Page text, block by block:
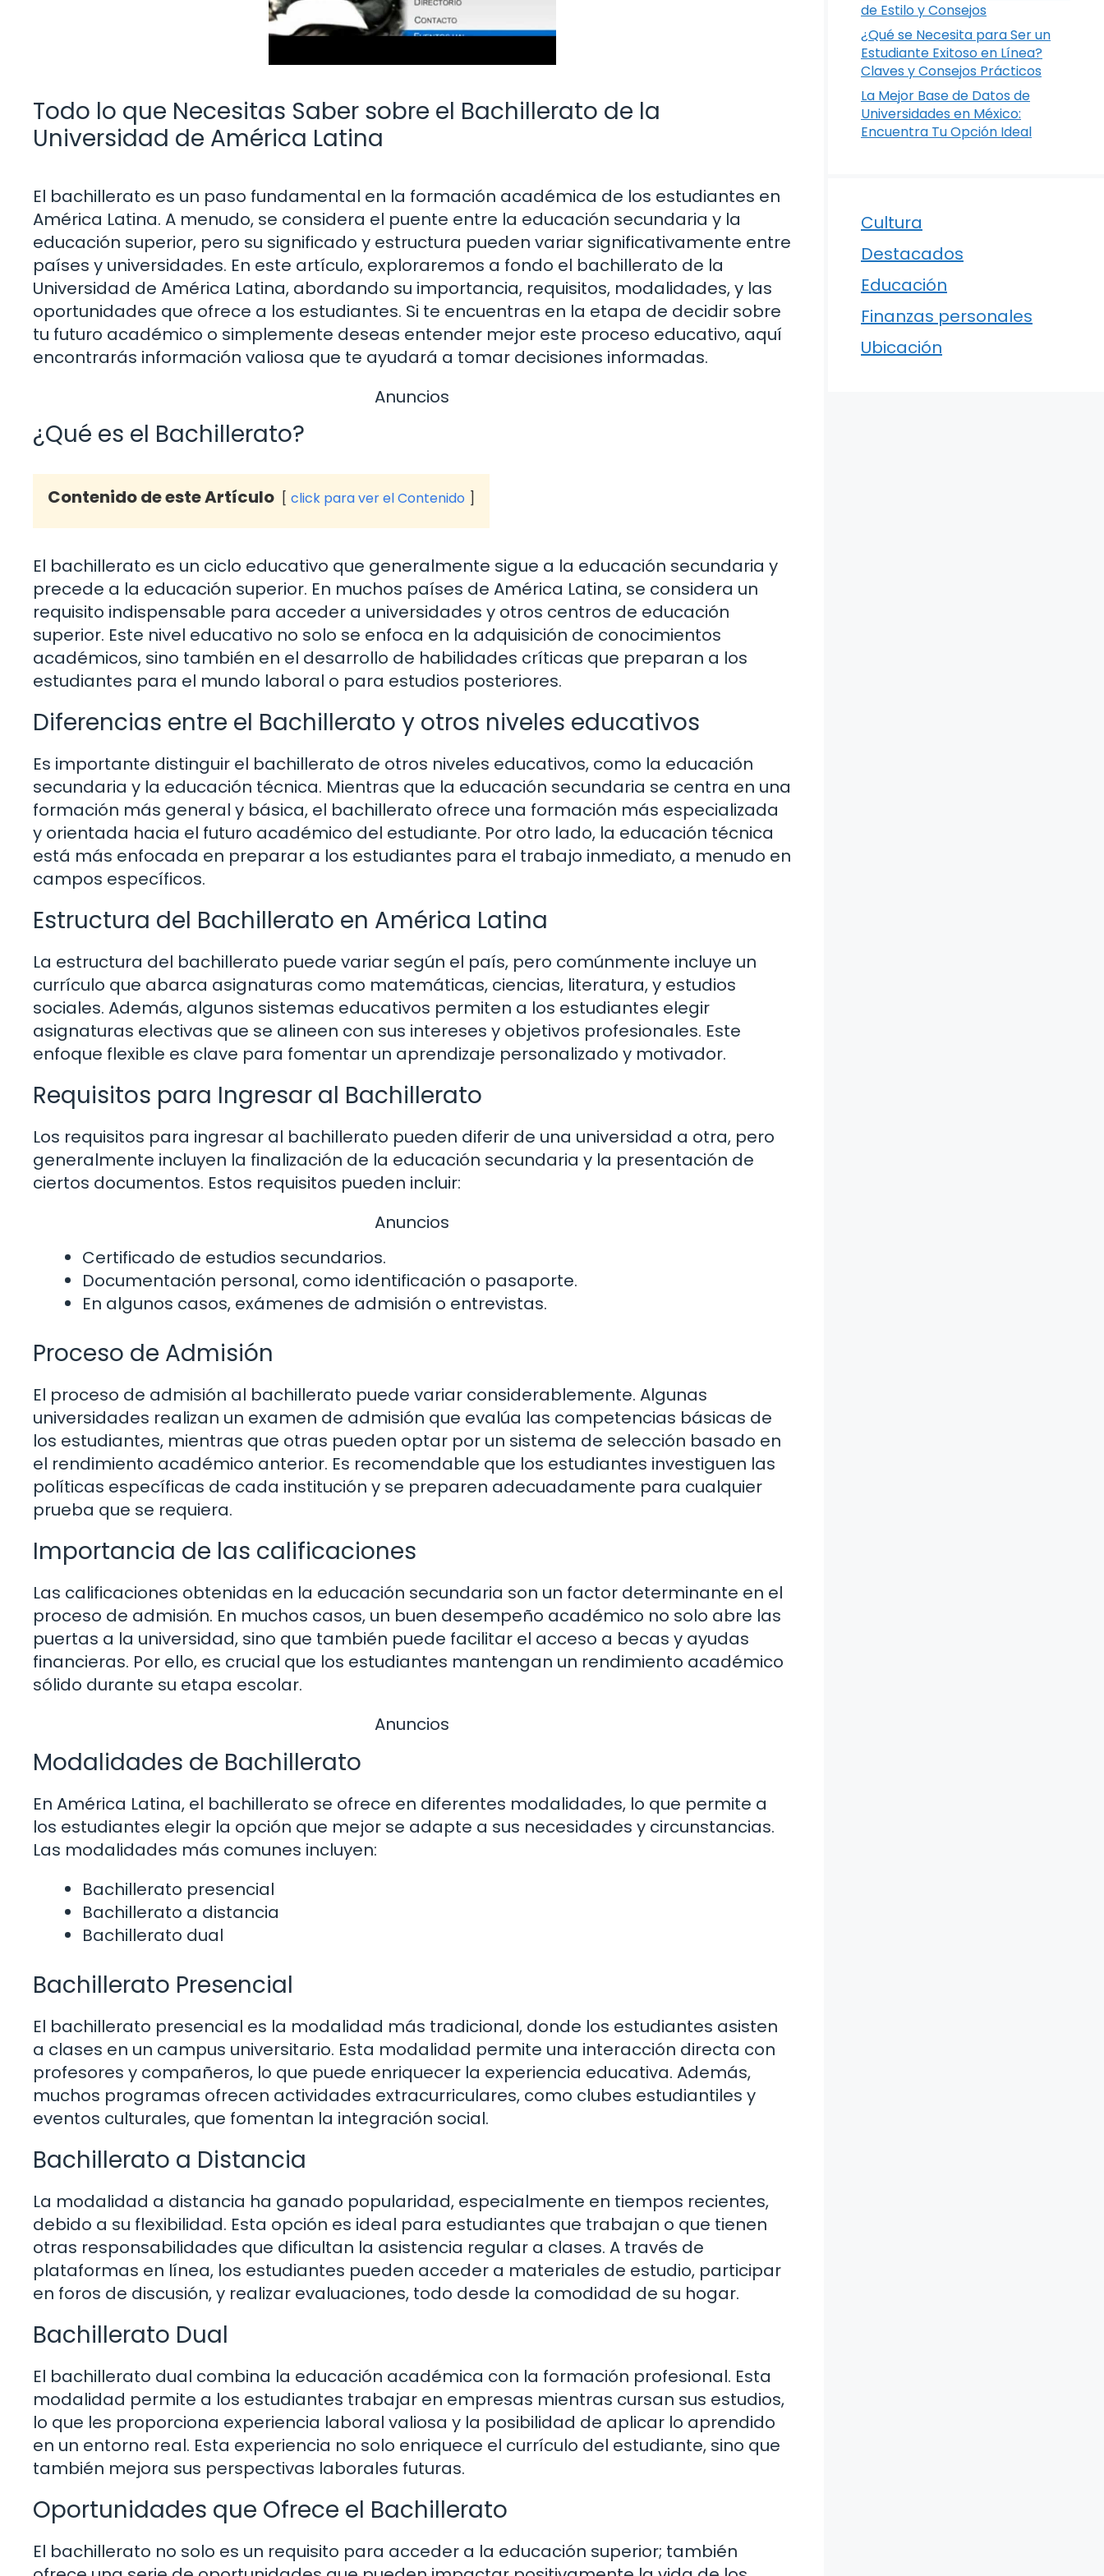
Todo lo que Necesitas Saber sobre el Bachillerato de la
Universidad de América Latina
El bachillerato es un paso fundamental en la formación académica de los estudiantes en
América Latina. A menudo, se considera el puente entre la educación secundaria y la
educación superior, pero su significado y estructura pueden variar significativamente entre
países y universidades. En este artículo, exploraremos a fondo el bachillerato de la
Universidad de América Latina, abordando su importancia, requisitos, modalidades, y las
oportunidades que ofrece a los estudiantes. Si te encuentras en la etapa de decidir sobre
tu futuro académico o simplemente deseas entender mejor este proceso educativo, aquí
encontrarás información valiosa que te ayudará a tomar decisiones informadas.
Anuncios
¿Qué es el Bachillerato?
Contenido de este Artículo click para ver el Contenido
El bachillerato es un ciclo educativo que generalmente sigue a la educación secundaria y
precede a la educación superior. En muchos países de América Latina, se considera un
requisito indispensable para acceder a universidades y otros centros de educación
superior. Este nivel educativo no solo se enfoca en la adquisición de conocimientos
académicos, sino también en el desarrollo de habilidades críticas que preparan a los
estudiantes para el mundo laboral o para estudios posteriores.
Diferencias entre el Bachillerato y otros niveles educativos
Es importante distinguir el bachillerato de otros niveles educativos, como la educación
secundaria y la educación técnica. Mientras que la educación secundaria se centra en una
formación más general y básica, el bachillerato ofrece una formación más especializada
y orientada hacia el futuro académico del estudiante. Por otro lado, la educación técnica
está más enfocada en preparar a los estudiantes para el trabajo inmediato, a menudo en
campos específicos.
Estructura del Bachillerato en América Latina
La estructura del bachillerato puede variar según el país, pero comúnmente incluye un
currículo que abarca asignaturas como matemáticas, ciencias, literatura, y estudios
sociales. Además, algunos sistemas educativos permiten a los estudiantes elegir
asignaturas electivas que se alineen con sus intereses y objetivos profesionales. Este
enfoque flexible es clave para fomentar un aprendizaje personalizado y motivador.
Requisitos para Ingresar al Bachillerato
Los requisitos para ingresar al bachillerato pueden diferir de una universidad a otra, pero
generalmente incluyen la finalización de la educación secundaria y la presentación de
ciertos documentos. Estos requisitos pueden incluir:
Anuncios
Certificado de estudios secundarios.
Documentación personal, como identificación o pasaporte.
En algunos casos, exámenes de admisión o entrevistas.
Proceso de Admisión
El proceso de admisión al bachillerato puede variar considerablemente. Algunas
universidades realizan un examen de admisión que evalúa las competencias básicas de
los estudiantes, mientras que otras pueden optar por un sistema de selección basado en
el rendimiento académico anterior. Es recomendable que los estudiantes investiguen las
políticas específicas de cada institución y se preparen adecuadamente para cualquier
prueba que se requiera.
Importancia de las calificaciones
Las calificaciones obtenidas en la educación secundaria son un factor determinante en el
proceso de admisión. En muchos casos, un buen desempeño académico no solo abre las
puertas a la universidad, sino que también puede facilitar el acceso a becas y ayudas
financieras. Por ello, es crucial que los estudiantes mantengan un rendimiento académico
sólido durante su etapa escolar.
Anuncios
Modalidades de Bachillerato
En América Latina, el bachillerato se ofrece en diferentes modalidades, lo que permite a
los estudiantes elegir la opción que mejor se adapte a sus necesidades y circunstancias.
Las modalidades más comunes incluyen:
Bachillerato presencial
Bachillerato a distancia
Bachillerato dual
Bachillerato Presencial
El bachillerato presencial es la modalidad más tradicional, donde los estudiantes asisten
a clases en un campus universitario. Esta modalidad permite una interacción directa con
profesores y compañeros, lo que puede enriquecer la experiencia educativa. Además,
muchos programas ofrecen actividades extracurriculares, como clubes estudiantiles y
eventos culturales, que fomentan la integración social.
Bachillerato a Distancia
La modalidad a distancia ha ganado popularidad, especialmente en tiempos recientes,
debido a su flexibilidad. Esta opción es ideal para estudiantes que trabajan o que tienen
otras responsabilidades que dificultan la asistencia regular a clases. A través de
plataformas en línea, los estudiantes pueden acceder a materiales de estudio, participar
en foros de discusión, y realizar evaluaciones, todo desde la comodidad de su hogar.
Bachillerato Dual
El bachillerato dual combina la educación académica con la formación profesional. Esta
modalidad permite a los estudiantes trabajar en empresas mientras cursan sus estudios,
lo que les proporciona experiencia laboral valiosa y la posibilidad de aplicar lo aprendido
en un entorno real. Esta experiencia no solo enriquece el currículo del estudiante, sino que
también mejora sus perspectivas laborales futuras.
Oportunidades que Ofrece el Bachillerato
El bachillerato no solo es un requisito para acceder a la educación superior; también
de Estilo y Consejos
¿Qué se Necesita para Ser un
Estudiante Exitoso en Línea?
Claves y Consejos Prácticos
La Mejor Base de Datos de
Universidades en México:
Encuentra Tu Opción Ideal
Cultura
Destacados
Educación
Finanzas personales
Ubicación